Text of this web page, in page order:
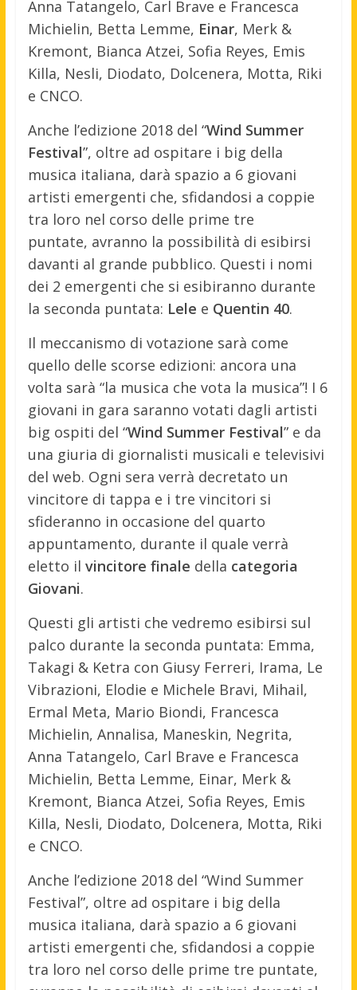
Anna Tatangelo, Carl Brave e Francesca
Michielin, Betta Lemme, Einar, Merk &
Kremont, Bianca Atzei, Sofia Reyes, Emis
Killa, Nesli, Diodato, Dolcenera, Motta, Riki
e CNCO.
Anche l’edizione 2018 del “Wind Summer
Festival”, oltre ad ospitare i big della
musica italiana, darà spazio a 6 giovani
artisti emergenti che, sfidandosi a coppie
tra loro nel corso delle prime tre
puntate, avranno la possibilità di esibirsi
davanti al grande pubblico. Questi i nomi
dei 2 emergenti che si esibiranno durante
la seconda puntata: Lele e Quentin 40.
Il meccanismo di votazione sarà come
quello delle scorse edizioni: ancora una
volta sarà “la musica che vota la musica”! I 6
giovani in gara saranno votati dagli artisti
big ospiti del “Wind Summer Festival” e da
una giuria di giornalisti musicali e televisivi
del web. Ogni sera verrà decretato un
vincitore di tappa e i tre vincitori si
sfideranno in occasione del quarto
appuntamento, durante il quale verrà
eletto il vincitore finale della categoria
Giovani.
Questi gli artisti che vedremo esibirsi sul
palco durante la seconda puntata: Emma,
Takagi & Ketra con Giusy Ferreri, Irama, Le
Vibrazioni, Elodie e Michele Bravi, Mihail,
Ermal Meta, Mario Biondi, Francesca
Michielin, Annalisa, Maneskin, Negrita,
Anna Tatangelo, Carl Brave e Francesca
Michielin, Betta Lemme, Einar, Merk &
Kremont, Bianca Atzei, Sofia Reyes, Emis
Killa, Nesli, Diodato, Dolcenera, Motta, Riki
e CNCO.
Anche l’edizione 2018 del “Wind Summer
Festival”, oltre ad ospitare i big della
musica italiana, darà spazio a 6 giovani
artisti emergenti che, sfidandosi a coppie
tra loro nel corso delle prime tre puntate,